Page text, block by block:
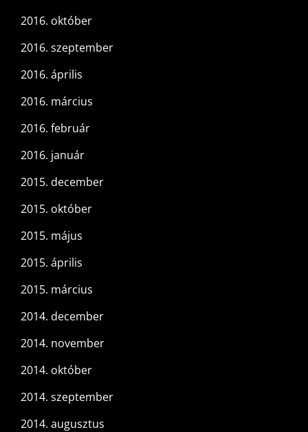
2016. október
2016. szeptember
2016. április
2016. március
2016. február
2016. január
2015. december
2015. október
2015. május
2015. április
2015. március
2014. december
2014. november
2014. október
2014. szeptember
2014. augusztus